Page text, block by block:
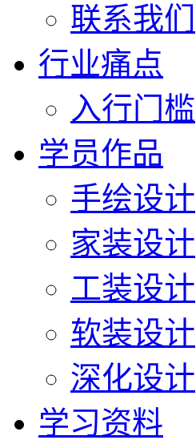
联系我们
行业痛点
入行门槛
学员作品
手绘设计
家装设计
工装设计
软装设计
深化设计
学习资料